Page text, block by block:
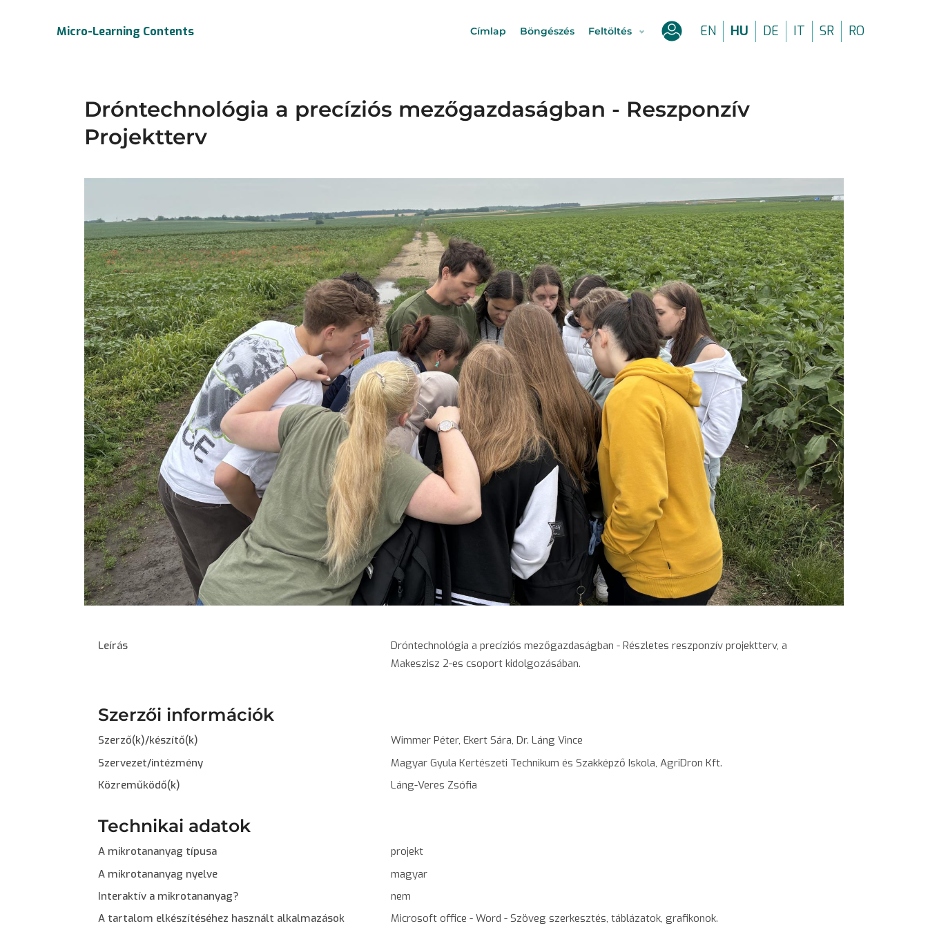
Micro-Learning Contents Címlap Böngészés Feltöltés EN HU DE IT SR RO
Dróntechnológia a precíziós mezőgazdaságban - Reszponzív
Projektterv
Leírás
Dróntechnológia a precíziós mezőgazdaságban - Részletes reszponzív projektterv, a
Makeszisz 2-es csoport kidolgozásában.
Szerzői információk
Szerző(k)/készítő(k)
Wimmer Péter, Ekert Sára, Dr. Láng Vince
Szervezet/intézmény
Magyar Gyula Kertészeti Technikum és Szakképző Iskola, AgriDron Kft.
Közreműködő(k)
Láng-Veres Zsófia
Technikai adatok
A mikrotananyag típusa
projekt
A mikrotananyag nyelve
magyar
Interaktív a mikrotananyag?
nem
A tartalom elkészítéséhez használt alkalmazások
Microsoft office - Word - Szöveg szerkesztés, táblázatok, grafikonok.